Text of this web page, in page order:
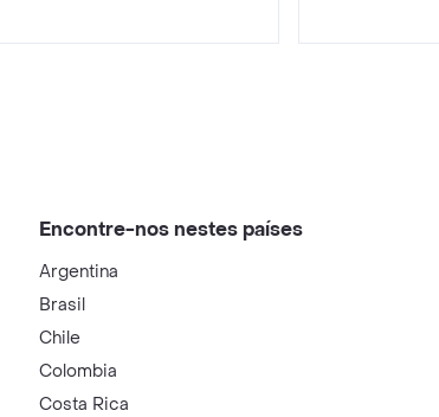
Encontre-nos nestes países
Argentina
Brasil
Chile
Colombia
Costa Rica